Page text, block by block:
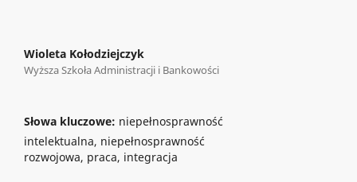
Wioleta Kołodziejczyk
Wyższa Szkoła Administracji i Bankowości
Słowa kluczowe: niepełnosprawność
intelektualna, niepełnosprawność
rozwojowa, praca, integracja